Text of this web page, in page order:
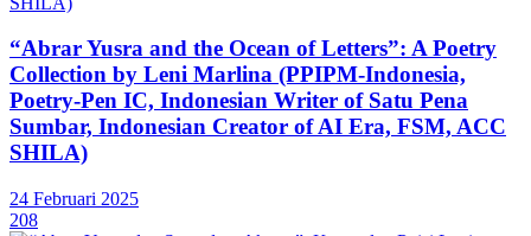
“Abrar Yusra and the Ocean of Letters”: A Poetry
Collection by Leni Marlina (PPIPM-Indonesia,
Poetry-Pen IC, Indonesian Writer of Satu Pena
Sumbar, Indonesian Creator of AI Era, FSM, ACC
SHILA)
24 Februari 2025
208